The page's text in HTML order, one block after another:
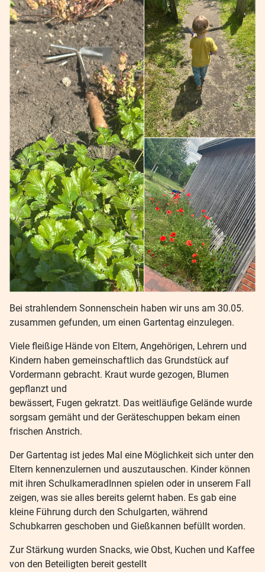
Bei strahlendem Sonnenschein haben wir uns am 30.05.
zusammen gefunden, um einen Gartentag einzulegen.
Viele fleißige Hände von Eltern, Angehörigen, Lehrern und
Kindern haben gemeinschaftlich das Grundstück auf
Vordermann gebracht. Kraut wurde gezogen, Blumen
gepflanzt und
bewässert, Fugen gekratzt. Das weitläufige Gelände wurde
sorgsam gemäht und der Geräteschuppen bekam einen
frischen Anstrich.
Der Gartentag ist jedes Mal eine Möglichkeit sich unter den
Eltern kennenzulernen und auszutauschen. Kinder können
mit ihren SchulkameradInnen spielen oder in unserem Fall
zeigen, was sie alles bereits gelernt haben. Es gab eine
kleine Führung durch den Schulgarten, während
Schubkarren geschoben und Gießkannen befüllt worden.
Zur Stärkung wurden Snacks, wie Obst, Kuchen und Kaffee
von den Beteiligten bereit gestellt